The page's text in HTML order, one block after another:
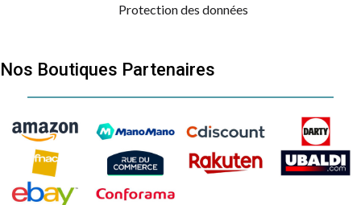
Protection des données
Nos Boutiques Partenaires